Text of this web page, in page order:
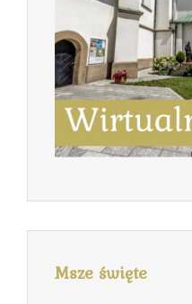
Msze święte